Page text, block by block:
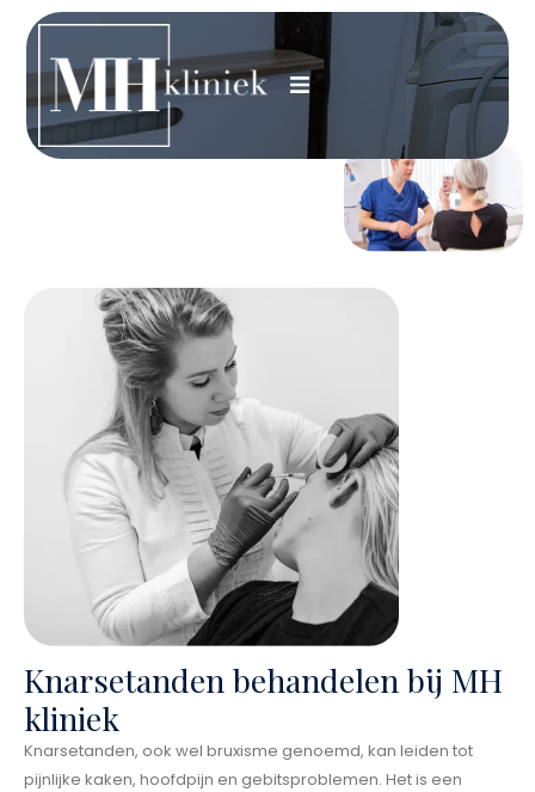
Knarsetanden behandelen bij MH
kliniek
Knarsetanden, ook wel bruxisme genoemd, kan leiden tot
pijnlijke kaken, hoofdpijn en gebitsproblemen. Het is een